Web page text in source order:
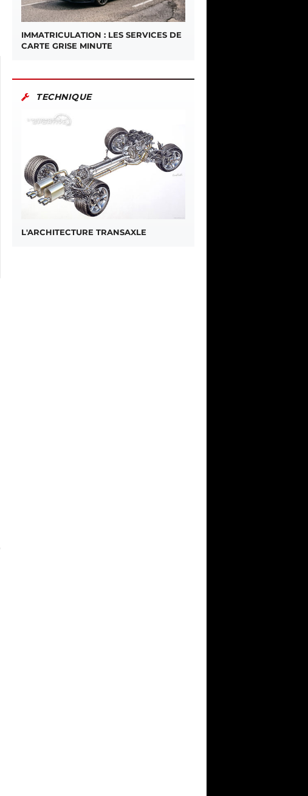
IMMATRICULATION : LES SERVICES DE
CARTE GRISE MINUTE
TECHNIQUE
L'ARCHITECTURE TRANSAXLE